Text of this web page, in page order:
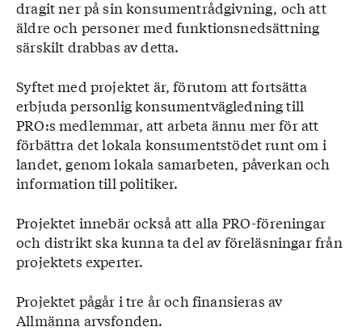
dragit ner på sin konsumentrådgivning, och att
äldre och personer med funktionsnedsättning
särskilt drabbas av detta.
Syftet med projektet är, förutom att fortsätta
erbjuda personlig konsumentvägledning till
PRO:s medlemmar, att arbeta ännu mer för att
förbättra det lokala konsumentstödet runt om i
landet, genom lokala samarbeten, påverkan och
information till politiker.
Projektet innebär också att alla PRO-föreningar
och distrikt ska kunna ta del av föreläsningar från
projektets experter.
Projektet pågår i tre år och finansieras av
Allmänna arvsfonden.